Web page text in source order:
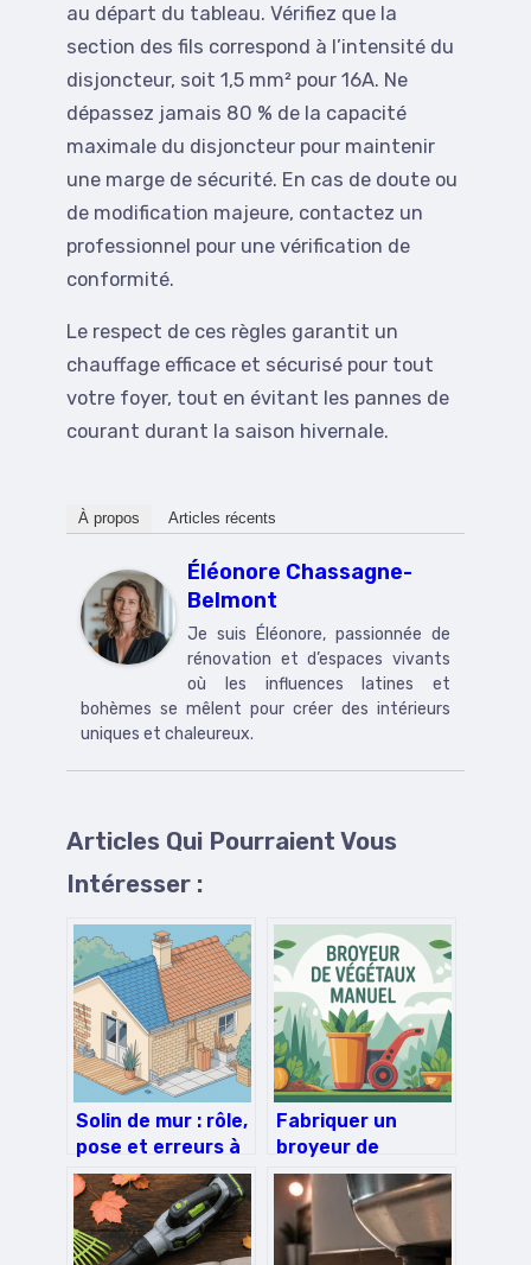
au départ du tableau. Vérifiez que la
section des fils correspond à l’intensité du
disjoncteur, soit 1,5 mm² pour 16A. Ne
dépassez jamais 80 % de la capacité
maximale du disjoncteur pour maintenir
une marge de sécurité. En cas de doute ou
de modification majeure, contactez un
professionnel pour une vérification de
conformité.
Le respect de ces règles garantit un
chauffage efficace et sécurisé pour tout
votre foyer, tout en évitant les pannes de
courant durant la saison hivernale.
À propos Articles récents
Éléonore Chassagne-
Belmont
Je suis Éléonore, passionnée de
rénovation et d’espaces vivants
où les influences latines et
bohèmes se mêlent pour créer des intérieurs
uniques et chaleureux.
Articles Qui Pourraient Vous
Intéresser :
Solin de mur : rôle,
pose et erreurs à
éviter
Fabriquer un
broyeur de
végétaux manuel :
le guide pratique
pour bien
démarrer